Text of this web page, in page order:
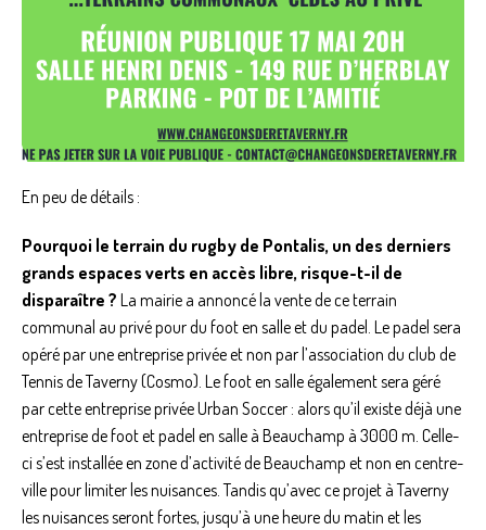
En peu de détails :
Pourquoi le terrain du rugby de Pontalis, un des derniers
grands espaces verts en accès libre, risque-t-il de
disparaître ? La mairie a annoncé la vente de ce terrain
communal au privé pour du foot en salle et du padel. Le padel sera
opéré par une entreprise privée et non par l’association du club de
Tennis de Taverny (Cosmo). Le foot en salle également sera géré
par cette entreprise privée Urban Soccer : alors qu’il existe déjà une
entreprise de foot et padel en salle à Beauchamp à 3000 m. Celle-
ci s’est installée en zone d’activité de Beauchamp et non en centre-
ville pour limiter les nuisances. Tandis qu’avec ce projet à Taverny
les nuisances seront fortes, jusqu’à une heure du matin et les